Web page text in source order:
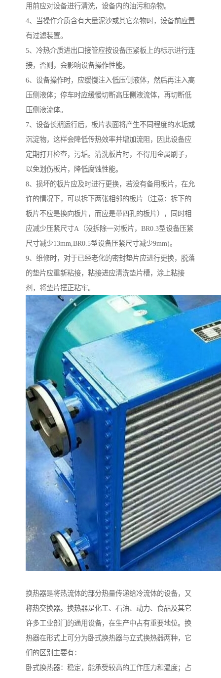
用前应对设备进行清洗，设备内的油污和杂物。
4、当操作介质含有大量泥沙或其它杂物时，设备前应置
有过滤装置。
5、冷热介质进出口接管应按设备压紧板上的标示进行连
接，否则，会影响设备操作性能。
6、设备操作时，应缓慢注入低压侧液体，然后再注入高
压侧液体；停车时应缓慢切断高压侧液流体，再切断低
压侧液流体。
7、设备长期运行后，板片表面将产生不同程度的水垢或
沉淀物，这样会降低传热效率并增加流阻，因此设备应
定期打开检查，污垢。清洗板片时，不得用金属刷子，
以免划伤板片，降低腐蚀性能。
8、损坏的板片应及时进行更换，若没有备用板片，在允
许的情况下，可以拆下两张相邻的板片（注意：拆下的
板片不应是换向板片，而应是带四孔的板片），同时相
应减少压紧尺寸A（没拆除一对板片，BR0.3型设备压紧
尺寸减少13mm,BR0.5型设备压紧尺寸减少9mm)。
9、维修时，对于已经老化的密封垫片应进行更换，脱落
的垫片应重新粘接，粘接进应清洗垫片槽，涂上粘接
剂，将垫片摆正粘牢。
换热器是将热流体的部分热量传递给冷流体的设备，又
称热交换器。换热器是化工、石油、动力、食品及其它
许多工业部门的通用设备，在生产中占有重要地位。换
热器在形式上可分为卧式换热器与立式换热器两种，它
们的区别主要有：
卧式换热器：稳定，能承受较高的工作压力和温度；占